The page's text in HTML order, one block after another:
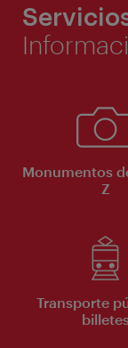
Monumentos
Z
Transporte